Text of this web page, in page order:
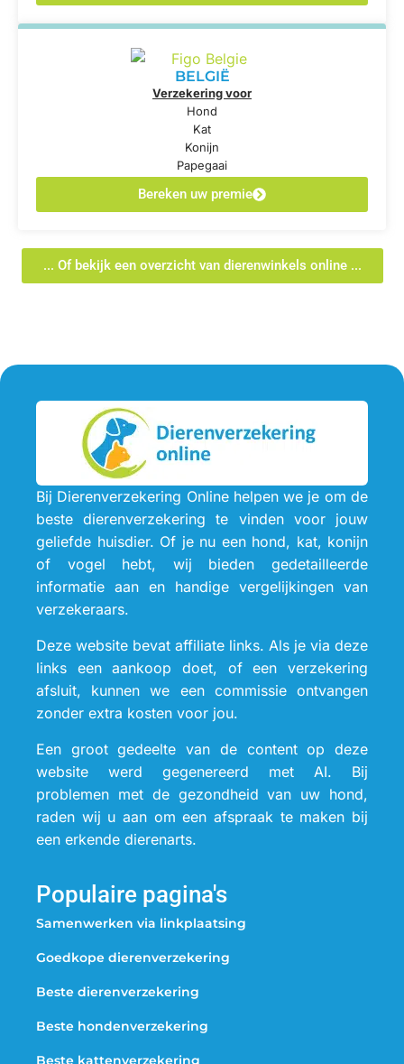
BELGIË
Verzekering voor
Hond
Kat
Konijn
Papegaai
Bereken uw premie
... Of bekijk een overzicht van dierenwinkels online ...
Bij Dierenverzekering Online helpen we je om de
beste dierenverzekering te vinden voor jouw
geliefde huisdier. Of je nu een hond, kat, konijn
of vogel hebt, wij bieden gedetailleerde
informatie aan en handige vergelijkingen van
verzekeraars.
Deze website bevat affiliate links. Als je via deze
links een aankoop doet, of een verzekering
afsluit, kunnen we een commissie ontvangen
zonder extra kosten voor jou.
Een groot gedeelte van de content op deze
website werd gegenereerd met AI. Bij
problemen met de gezondheid van uw hond,
raden wij u aan om een afspraak te maken bij
een erkende dierenarts.
Populaire pagina's
Samenwerken via linkplaatsing
Goedkope dierenverzekering
Beste dierenverzekering
Beste hondenverzekering
Beste kattenverzekering